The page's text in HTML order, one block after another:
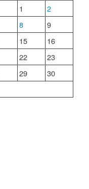
1
2
8
9
15
16
22
23
29
30